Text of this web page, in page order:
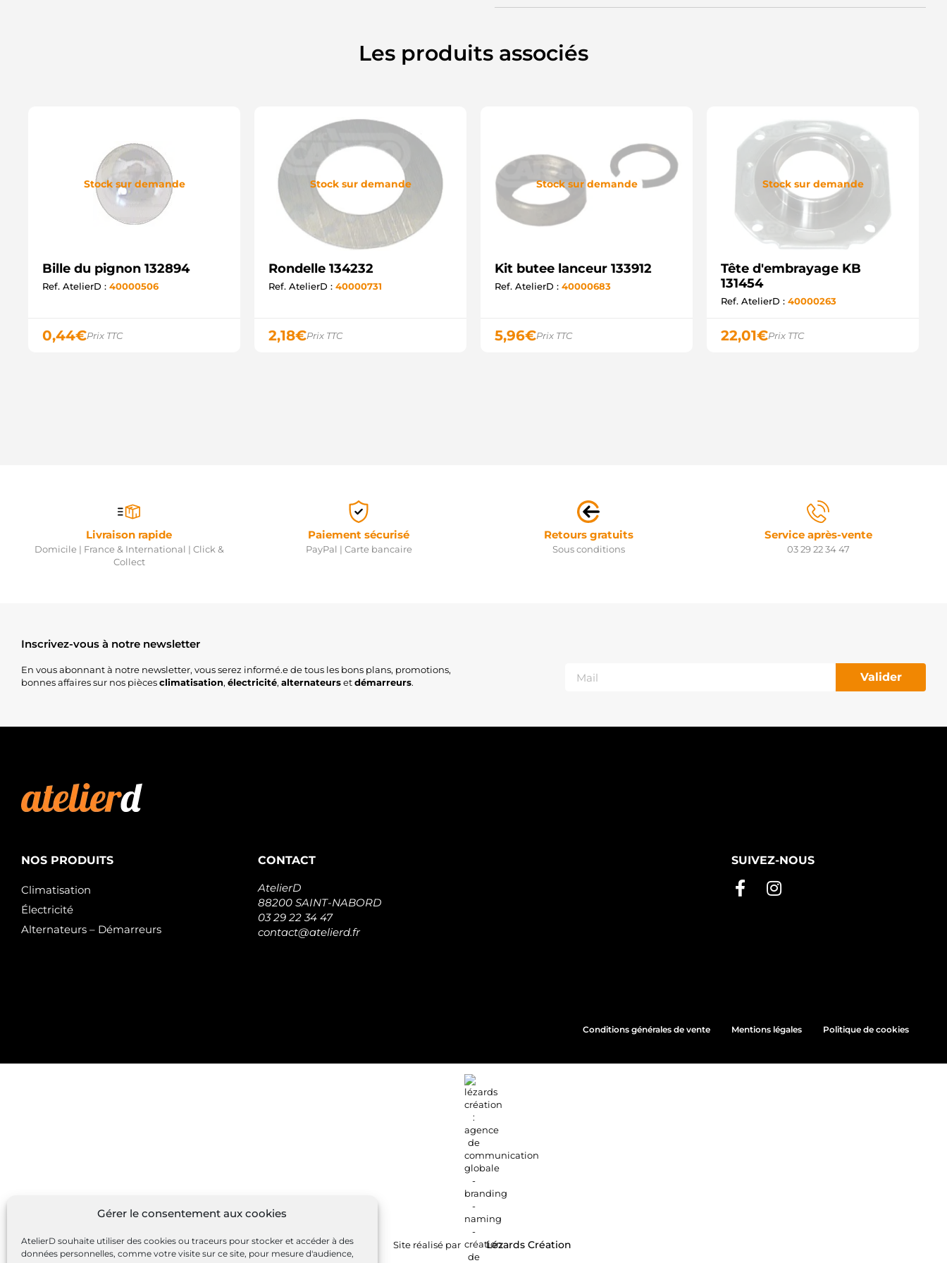
Gérer le consentement aux cookies
AtelierD souhaite utiliser des cookies ou traceurs pour stocker et accéder à des
données personnelles, comme votre visite sur ce site, pour mesure d'audience,
Les produits associés
Stock sur demande
Bille du pignon 132894
Ref. AtelierD : 40000506
0,44€Prix TTC
Stock sur demande
Rondelle 134232
Ref. AtelierD : 40000731
2,18€Prix TTC
Stock sur demande
Kit butee lanceur 133912
Ref. AtelierD : 40000683
5,96€Prix TTC
Stock sur demande
Tête d'embrayage KB
131454
Ref. AtelierD : 40000263
22,01€Prix TTC
Livraison rapide
Domicile | France & International | Click &
Collect
Paiement sécurisé
PayPal | Carte bancaire
Retours gratuits
Sous conditions
Service après-vente
03 29 22 34 47
Inscrivez-vous à notre newsletter
En vous abonnant à notre newsletter, vous serez informé.e de tous les bons plans, promotions,
bonnes affaires sur nos piècesclimatisation, électricité, alternateursetdémarreurs. Valider
NOS PRODUITS
Climatisation
Électricité
Alternateurs – Démarreurs
CONTACT
AtelierD
88200 SAINT-NABORD
03 29 22 34 47
contact@atelierd.fr
SUIVEZ-NOUS
Conditions générales de vente Mentions légales Politique de cookies
Site réalisé par Lézards Création